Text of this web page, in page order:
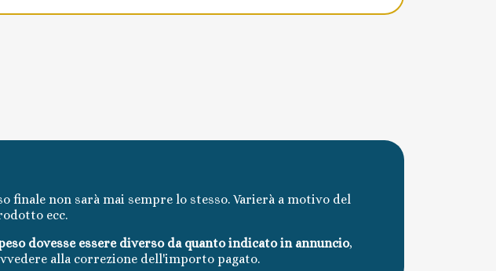
finale non sarà mai sempre lo stesso. Varierà a motivo del
ecc.
dovesse essere diverso da quanto indicato in annuncio,
alla correzione dell'importo pagato.